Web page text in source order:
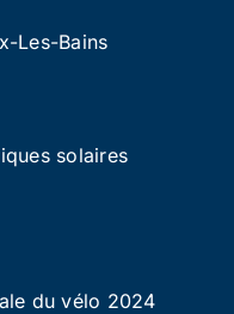
Les-Bains
solaires
du vélo 2024